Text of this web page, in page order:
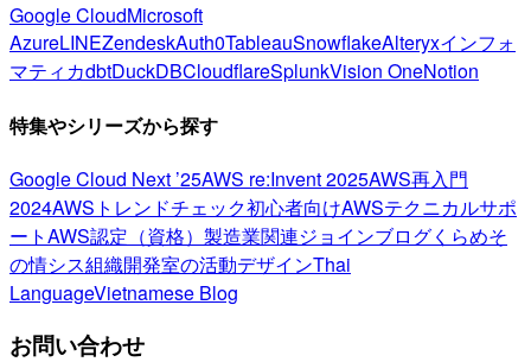
Google CloudMicrosoft
AzureLINEZendeskAuth0TableauSnowflakeAlteryxインフォ
マティカdbtDuckDBCloudflareSplunkVision OneNotion
特集やシリーズから探す
Google Cloud Next ’25AWS re:Invent 2025AWS再入門
2024AWSトレンドチェック初心者向けAWSテクニカルサポ
ートAWS認定（資格） 製造業関連ジョインブログくらめそ
の情シス組織開発室の活動デザインThai
LanguageVietnamese Blog
お問い合わせ